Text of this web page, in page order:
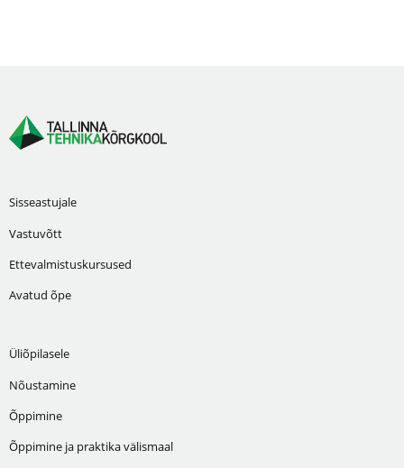
Sisseastujale
Vastuvõtt
Ettevalmistuskursused
Avatud õpe
Üliõpilasele
Nõustamine
Õppimine
Õppimine ja praktika välismaal